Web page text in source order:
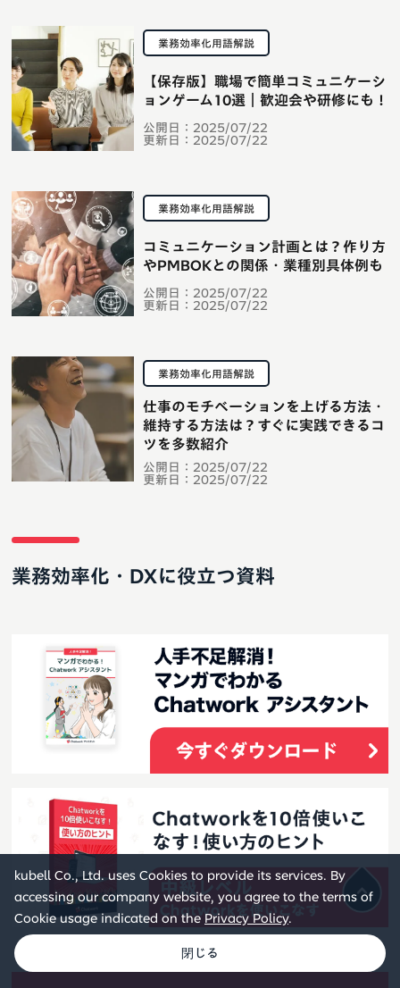
kubell Co., Ltd. uses Cookies to provide its services. By
accessing our company website, you agree to the terms of
Cookie usage indicated on the Privacy Policy.
業務効率化用語解説
公開日： 2025/07/22
更新日： 2025/07/22
【保存版】職場で簡単コミュニケーシ
ョンゲーム10選｜歓迎会や研修にも！
業務効率化用語解説
公開日： 2025/07/22
更新日： 2025/07/22
コミュニケーション計画とは？作り方
やPMBOKとの関係・業種別具体例も
業務効率化用語解説
公開日： 2025/07/22
更新日： 2025/07/22
仕事のモチベーションを上げる方法・
維持する方法は？すぐに実践できるコ
ツを多数紹介
業務効率化・DXに役立つ資料